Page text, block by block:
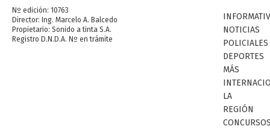
Nº edición: 10763
Director: Ing. Marcelo A. Balcedo
Propietario: Sonido a tinta S.A.
Registro D.N.D.A. Nº en trámite
NOTICIAS
POLICIALES
DEPORTES
MÁS
LA
REGIÓN